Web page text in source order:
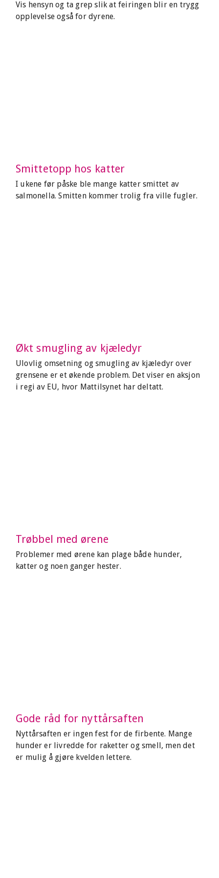
Vis hensyn og ta grep slik at feiringen blir en trygg
opplevelse også for dyrene.
Smittetopp hos katter
I ukene før påske ble mange katter smittet av
salmonella. Smitten kommer trolig fra ville fugler.
Økt smugling av kjæledyr
Ulovlig omsetning og smugling av kjæledyr over
grensene er et økende problem. Det viser en aksjon
i regi av EU, hvor Mattilsynet har deltatt.
Trøbbel med ørene
Problemer med ørene kan plage både hunder,
katter og noen ganger hester.
Gode råd for nyttårsaften
Nyttårsaften er ingen fest for de firbente. Mange
hunder er livredde for raketter og smell, men det
er mulig å gjøre kvelden lettere.